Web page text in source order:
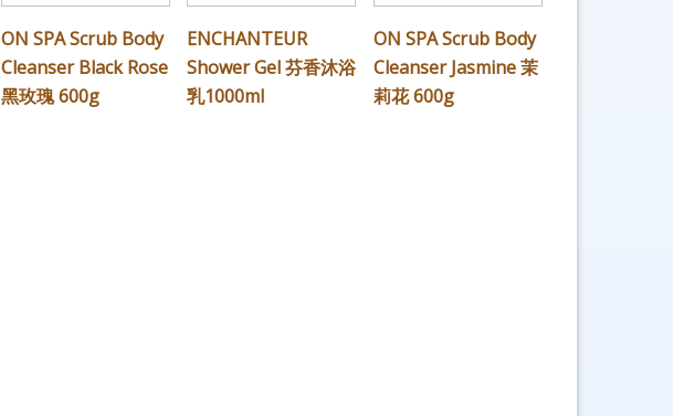
ON SPA Scrub Body
Cleanser Black Rose
黑玫瑰 600g
ENCHANTEUR
Shower Gel 芬香沐浴
乳1000ml
ON SPA Scrub Body
Cleanser Jasmine 茉
莉花 600g